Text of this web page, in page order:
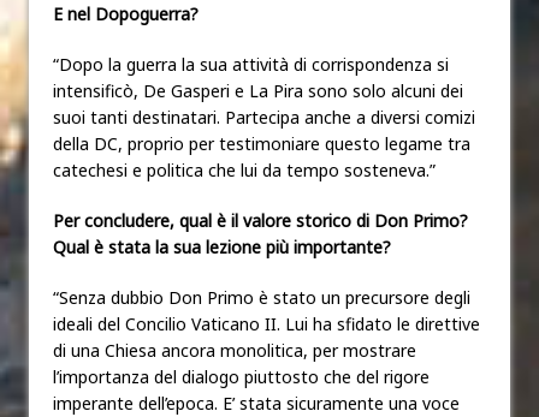
E nel Dopoguerra?
“Dopo la guerra la sua attività di corrispondenza si
intensificò, De Gasperi e La Pira sono solo alcuni dei
suoi tanti destinatari. Partecipa anche a diversi comizi
della DC, proprio per testimoniare questo legame tra
catechesi e politica che lui da tempo sosteneva.”
Per concludere, qual è il valore storico di Don Primo?
Qual è stata la sua lezione più importante?
“Senza dubbio Don Primo è stato un precursore degli
ideali del Concilio Vaticano II. Lui ha sfidato le direttive
di una Chiesa ancora monolitica, per mostrare
l’importanza del dialogo piuttosto che del rigore
imperante dell’epoca. E’ stata sicuramente una voce